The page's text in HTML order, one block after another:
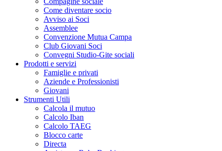
Come diventare socio
Avviso ai Soci
Assemblee
Convenzione Mutua Campa
Club Giovani Soci
Convegni Studio-Gite sociali
Prodotti e servizi
Famiglie e privati
Aziende e Professionisti
Giovani
Strumenti Utili
Calcola il mutuo
Calcolo Iban
Calcolo TAEG
Blocco carte
Directa